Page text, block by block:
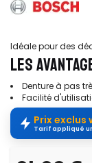
Idéale pour des
LES
Denture à pas
Facilité
Prix exclus
Tarif appliqué